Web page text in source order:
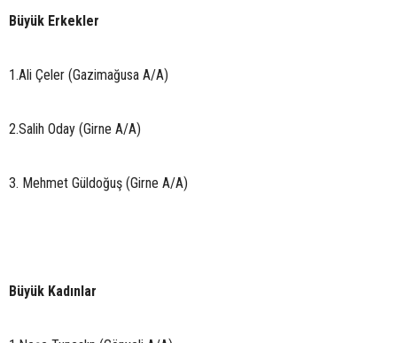
Büyük Erkekler
1.Ali Çeler (Gazimağusa A/A)
2.Salih Oday (Girne A/A)
3. Mehmet Güldoğuş (Girne A/A)
Büyük Kadınlar